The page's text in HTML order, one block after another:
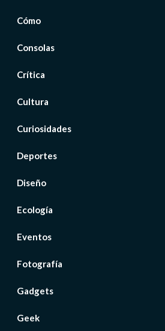
Cómo
Consolas
Crítica
Cultura
Curiosidades
Deportes
Diseño
Ecología
Eventos
Fotografía
Gadgets
Geek